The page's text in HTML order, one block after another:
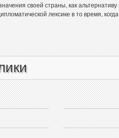
своей страны, как
лексике в то время,